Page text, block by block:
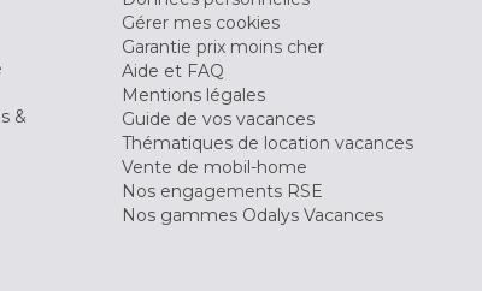
&
Gérer mes cookies
Garantie prix moins cher
Aide et FAQ
Mentions légales
Guide de vos vacances
Thématiques de location vacances
Vente de mobil-home
Nos engagements RSE
Nos gammes Odalys Vacances